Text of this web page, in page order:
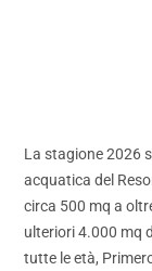
La stagione 2026
acquatica del
circa 500 mq a
ulteriori 4.000 mq
tutte le età,